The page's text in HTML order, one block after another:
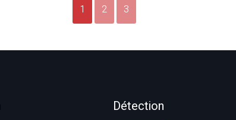
1 2 3
Détection